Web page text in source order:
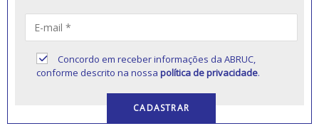
Concordo em receber informações da ABRUC,
conforme descrito na nossapolítica de privacidade.